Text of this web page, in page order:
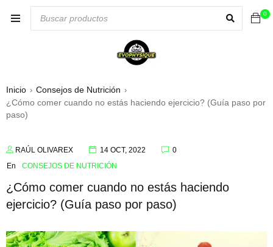
0
Inicio › Consejos de Nutrición ›
¿Cómo comer cuando no estás haciendo ejercicio? (Guía paso por
paso)
RAÚL OLIVAREX 14 OCT, 2022
0
En
CONSEJOS DE NUTRICIÓN
¿Cómo comer cuando no estás haciendo
ejercicio? (Guía paso por paso)